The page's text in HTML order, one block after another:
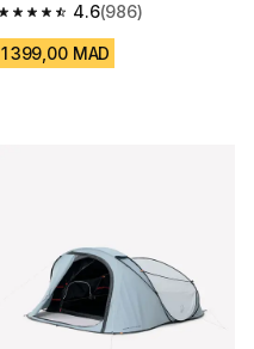
Fresh & Black
4.6
4.6 out of 5 stars from 986
(986)
1 399,00 MAD